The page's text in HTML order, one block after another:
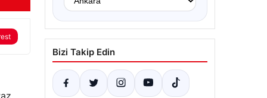
Bizi Takip Edin